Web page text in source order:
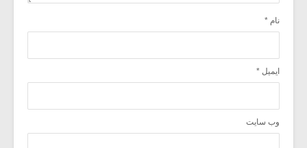
نام *
ایمیل *
وب‌ سایت